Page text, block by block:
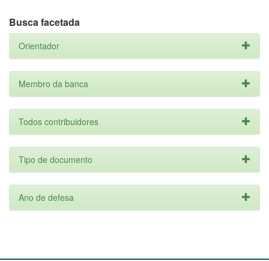
Busca facetada
Orientador
Membro da banca
Todos contribuidores
Tipo de documento
Ano de defesa